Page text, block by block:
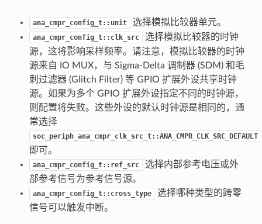
ana_cmpr_config_t::unit 选择模拟比较器单元。
ana_cmpr_config_t::clk_src
选择模拟比较器的时钟
源，这将影响采样频率。请注意，模拟比较器的时钟
源来自 IO MUX，与 Sigma-Delta 调制器 (SDM) 和毛
刺过滤器 (Glitch Filter) 等 GPIO 扩展外设共享时钟
源。如果为多个 GPIO 扩展外设指定不同的时钟源，
则配置将失败。这些外设的默认时钟源是相同的，通
常选择
soc_periph_ana_cmpr_clk_src_t::ANA_CMPR_CLK_SRC_DEFAULT
即可。
ana_cmpr_config_t::ref_src
选择内部参考电压或外
部参考信号为参考信号源。
ana_cmpr_config_t::cross_type
选择哪种类型的跨零
信号可以触发中断。